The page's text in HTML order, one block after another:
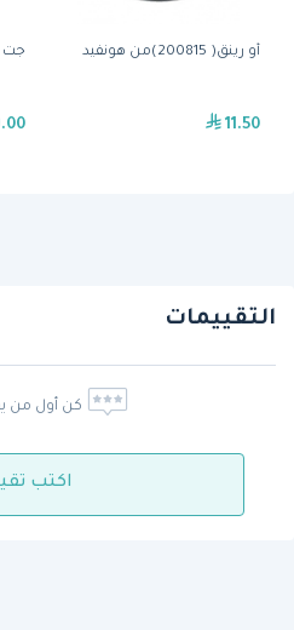
أو رينق( 200815)من هونفيد
11.50
جت لوك(
التقييمات
كن أول من
اكتب